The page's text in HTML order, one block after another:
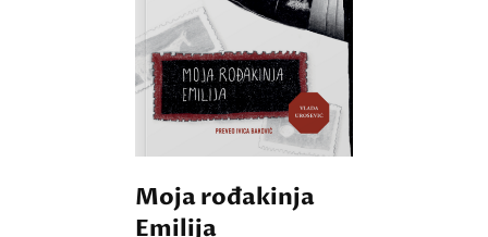
Moja rođakinja
Emilija